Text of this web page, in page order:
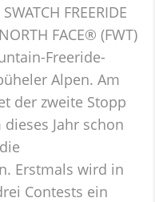
FREERIDE
FACE® (FWT)
Freeride-
Alpen. Am
der zweite Stopp
Jahr schon
Erstmals wird in
Contests ein